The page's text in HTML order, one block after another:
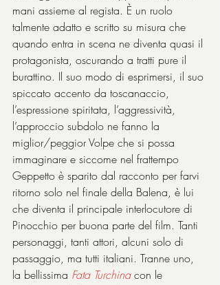
mani assieme al regista. È un ruolo
talmente adatto e scritto su misura che
quando entra in scena ne diventa quasi il
protagonista, oscurando a tratti pure il
burattino. Il suo modo di esprimersi, il suo
spiccato accento da toscanaccio,
l’espressione spiritata, l’aggressività,
l’approccio subdolo ne fanno la
miglior/peggior Volpe che si possa
immaginare e siccome nel frattempo
Geppetto è sparito dal racconto per farvi
ritorno solo nel finale della Balena, è lui
che diventa il principale interlocutore di
Pinocchio per buona parte del film. Tanti
personaggi, tanti attori, alcuni solo di
passaggio, ma tutti italiani. Tranne uno,
la bellissima Fata Turchina con le